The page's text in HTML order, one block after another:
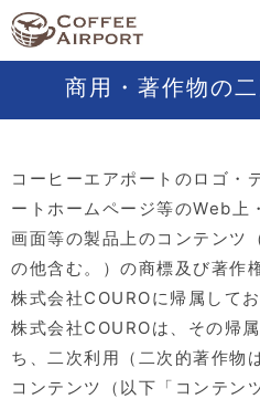
商用・著作物の
コーヒーエアポートのロゴ・
ートホームページ等のWeb上
画面等の製品上のコンテンツ
の他含む。）の商標及び著作
株式会社COUROに帰属してお
株式会社COUROは、その帰
ち、二次利用（二次的著作物
コンテンツ（以下「コンテン